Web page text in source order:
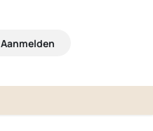
Aanmelden